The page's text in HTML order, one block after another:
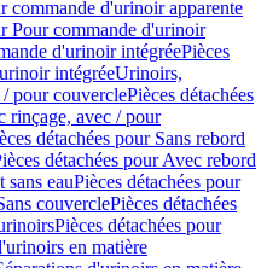
commande d'urinoir apparente
Pour commande d'urinoir
d'urinoir intégréePièces
intégréeUrinoirs,
pour couverclePièces détachées
rinçage, avec / pour
détachées pour Sans rebord
détachées pour Avec rebord
eauPièces détachées pour
couverclePièces détachées
Pièces détachées pour
en matière